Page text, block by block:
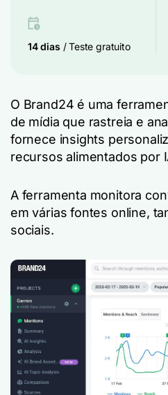
14 dias / Teste gratuito
O Brand24 é uma
de mídia que rastreia e
fornece insights
recursos alimentados por
A ferramenta monitora
em várias fontes online,
sociais.